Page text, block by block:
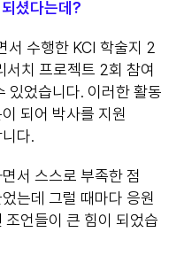
셨다는데?
서 수행한 KCI 학술지 2
치 프로젝트 2회 참여
있었습니다. 이러한 활동
되어 박사를 지원
다.
서 스스로 부족한 점
는데 그럴 때마다 응원
언들이 큰 힘이 되었습